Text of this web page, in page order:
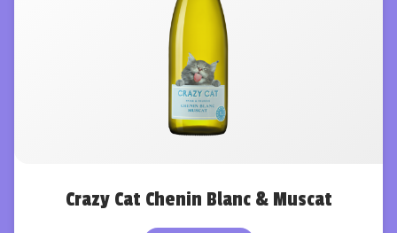
Crazy Cat Chenin Blanc & Muscat